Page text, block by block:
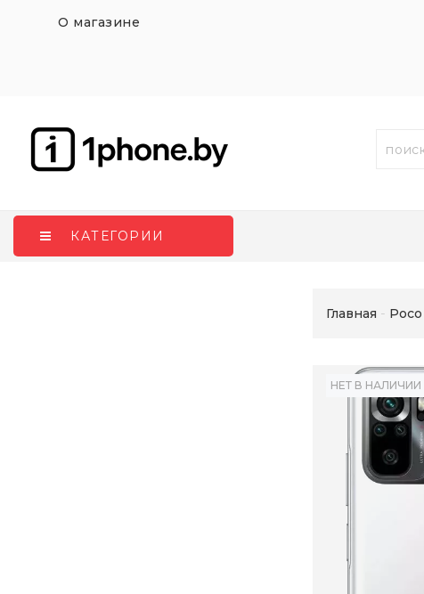
О магазине
КАТЕГОРИИ
Главная Poco
НЕТ В НАЛИЧИИ